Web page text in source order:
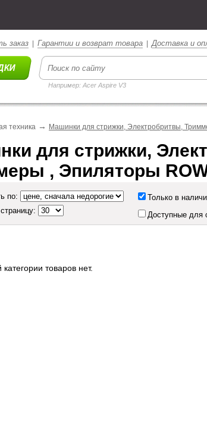
заказ Гарантии и возврат товара |Доставка и
Например: Acer Aspire V3
техника → Машинки для стрижки, Электробритвы,
для стрижки,
, Эпиляторы
по:
Только в
Доступные для
товаров нет.